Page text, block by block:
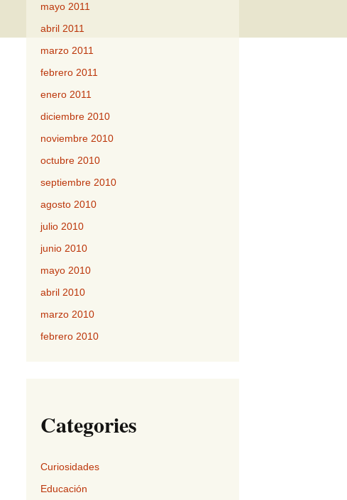
mayo 2011
abril 2011
marzo 2011
febrero 2011
enero 2011
diciembre 2010
noviembre 2010
octubre 2010
septiembre 2010
agosto 2010
julio 2010
junio 2010
mayo 2010
abril 2010
marzo 2010
febrero 2010
Categories
Curiosidades
Educación